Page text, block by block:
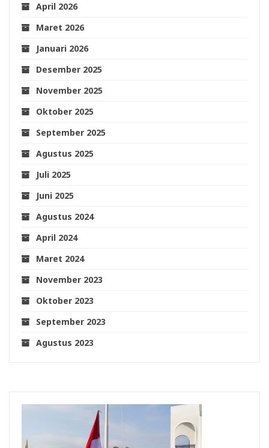
April 2026
Maret 2026
Januari 2026
Desember 2025
November 2025
Oktober 2025
September 2025
Agustus 2025
Juli 2025
Juni 2025
Agustus 2024
April 2024
Maret 2024
November 2023
Oktober 2023
September 2023
Agustus 2023